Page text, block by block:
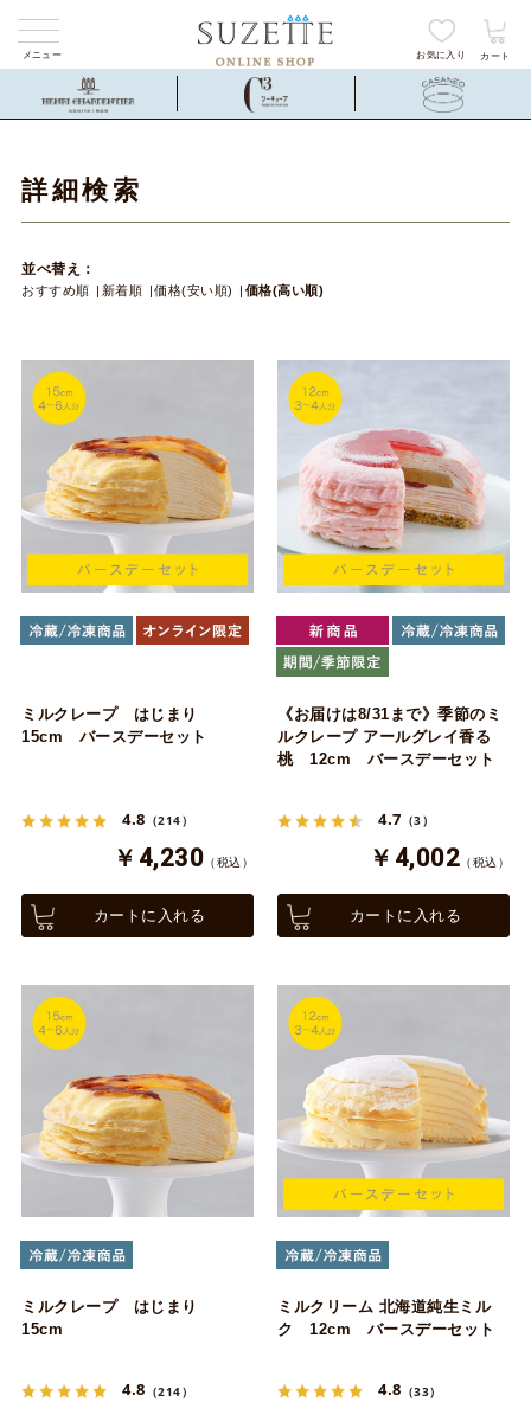
メニュー お気に入り カート
詳細検索
並べ替え：
おすすめ順 新着順 価格(安い順) 価格(高い順)
ミルクレープ はじまり
15cm バースデーセット
4.8 （214）
￥4,230 （税込）
カートに入れる
《お届けは8/31まで》季節のミ
ルクレープ アールグレイ香る
桃 12cm バースデーセット
4.7 （3）
￥4,002 （税込）
カートに入れる
ミルクレープ はじまり
15cm
4.8 （214）
ミルクリーム 北海道純生ミル
ク 12cm バースデーセット
4.8 （33）